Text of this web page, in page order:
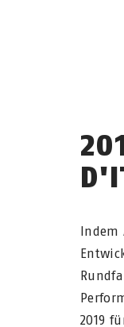
Indem
2019